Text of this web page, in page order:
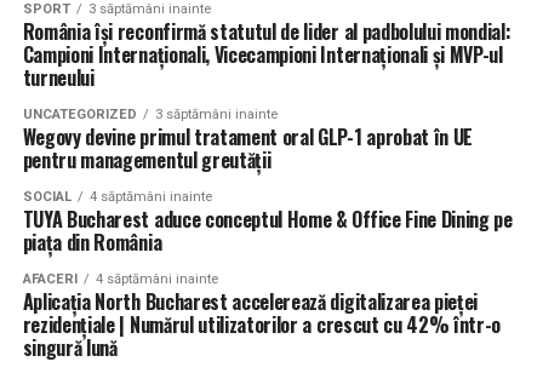
SPORT 3 săptămâni inainte
România își reconfirmă statutul de lider al padbolului mondial:
Campioni Internaționali, Vicecampioni Internaționali și MVP-ul
turneului
UNCATEGORIZED 3 săptămâni inainte
Wegovy devine primul tratament oral GLP-1 aprobat în UE
pentru managementul greutății
SOCIAL 4 săptămâni inainte
TUYA Bucharest aduce conceptul Home & Office Fine Dining pe
piața din România
AFACERI 4 săptămâni inainte
Aplicația North Bucharest accelerează digitalizarea pieței
rezidențiale | Numărul utilizatorilor a crescut cu 42% într-o
singură lună